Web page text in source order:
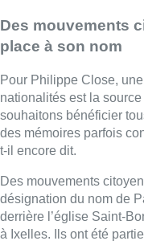
Des mouvements
place à son nom
Pour Philippe Close,
nationalités est la
souhaitons bénéficier
des mémoires parfois
t-il encore dit.
Des mouvements
désignation du nom de
derrière l’église Saint-
à Ixelles. Ils ont été